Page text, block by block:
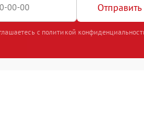
Отправить
с политикой